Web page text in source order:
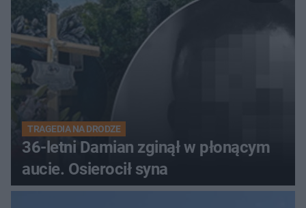
TRAGEDIA NA DRODZE
36-letni Damian zginął w płonącym
aucie. Osierocił syna